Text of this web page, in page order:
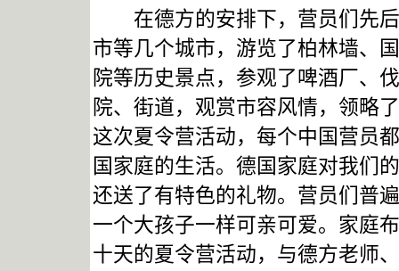
在德方的安排下，营员们先后
市等几个城市，游览了柏林墙、
院等历史景点，参观了啤酒厂、
院、街道，观赏市容风情，领略
这次夏令营活动，每个中国营员
国家庭的生活。德国家庭对我们
还送了有特色的礼物。营员们普
一个大孩子一样可亲可爱。家庭
十天的夏令营活动，与德方老师